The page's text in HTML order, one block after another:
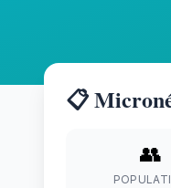
📋
👥